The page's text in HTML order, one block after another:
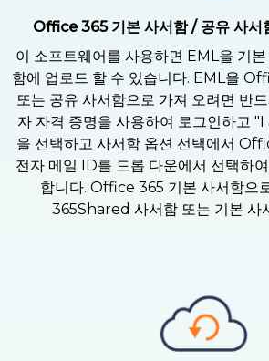
Office 365 기본 사서함 / 공유 사서
이 소프트웨어를 사용하면 EML을 기
함에 업로드 할 수 있습니다. EML을
또는 공유 사서함으로 가져 오려면 반
자 자격 증명을 사용하여 로그인하고
을 선택하고 사서함 옵션 선택에서
전자 메일 ID를 드롭 다운에서 선택하
합니다. Office 365 기본 사서함으
365Shared 사서함 또는 기본 사